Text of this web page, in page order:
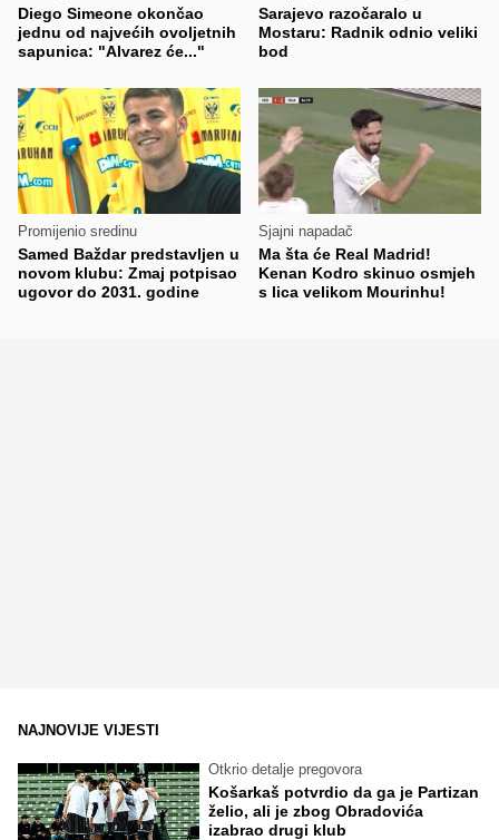
Diego Simeone okončao
jednu od najvećih ovoljetnih
sapunica: "Alvarez će..."
Sarajevo razočaralo u
Mostaru: Radnik odnio veliki
bod
Promijenio sredinu
Samed Baždar predstavljen u
novom klubu: Zmaj potpisao
ugovor do 2031. godine
Sjajni napadač
Ma šta će Real Madrid!
Kenan Kodro skinuo osmjeh
s lica velikom Mourinhu!
NAJNOVIJE VIJESTI
Otkrio detalje pregovora
Košarkaš potvrdio da ga je Partizan
želio, ali je zbog Obradovića
izabrao drugi klub